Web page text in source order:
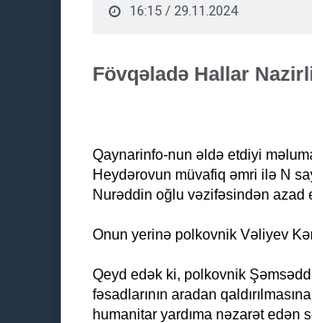
16:15 / 29.11.2024
Fövqəladə Hallar
Qaynarinfo-nun əldə etdiyi
Heydərovun müvafiq əmri ilə N
Nurəddin oğlu vəzifəsindən azad
Onun yerinə polkovnik Vəliyev
Qeyd edək ki, polkovnik
fəsadlarının aradan
humanitar yardıma nəzarət edən